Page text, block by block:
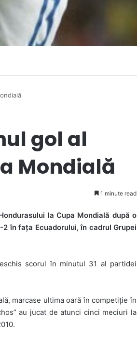
gol al
Mondială
1 minute read
la Cupa Mondială după o
în fața Ecuadorului, în cadrul Grupei
scorul în minutul 31 al partidei
marcase ultima oară în competiție în
au jucat de atunci cinci meciuri la